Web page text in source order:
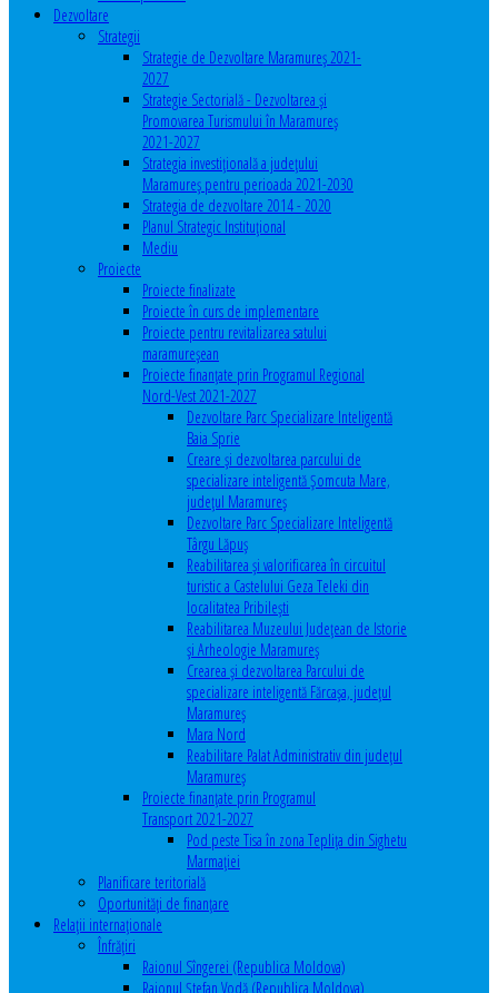
Dezvoltare
Strategii
Strategie de Dezvoltare Maramureș 2021-
2027
Strategie Sectorială - Dezvoltarea și
Promovarea Turismului în Maramureș
2021-2027
Strategia investiţională a județului
Maramureș pentru perioada 2021-2030
Strategia de dezvoltare 2014 - 2020
Planul Strategic Instituţional
Mediu
Proiecte
Proiecte finalizate
Proiecte în curs de implementare
Proiecte pentru revitalizarea satului
maramureşean
Proiecte finanțate prin Programul Regional
Nord-Vest 2021-2027
Dezvoltare Parc Specializare Inteligentă
Baia Sprie
Creare și dezvoltarea parcului de
specializare inteligentă Șomcuta Mare,
județul Maramureș
Dezvoltare Parc Specializare Inteligentă
Târgu Lăpuș
Reabilitarea și valorificarea în circuitul
turistic a Castelului Geza Teleki din
localitatea Pribilești
Reabilitarea Muzeului Județean de Istorie
și Arheologie Maramureș
Crearea și dezvoltarea Parcului de
specializare inteligentă Fărcașa, județul
Maramureș
Mara Nord
Reabilitare Palat Administrativ din județul
Maramureș
Proiecte finanțate prin Programul
Transport 2021-2027
Pod peste Tisa în zona Teplița din Sighetu
Marmației
Planificare teritorială
Oportunităţi de finanţare
Relaţii internaţionale
Înfrăţiri
Raionul Sîngerei (Republica Moldova)
Raionul Ștefan Vodă (Republica Moldova)